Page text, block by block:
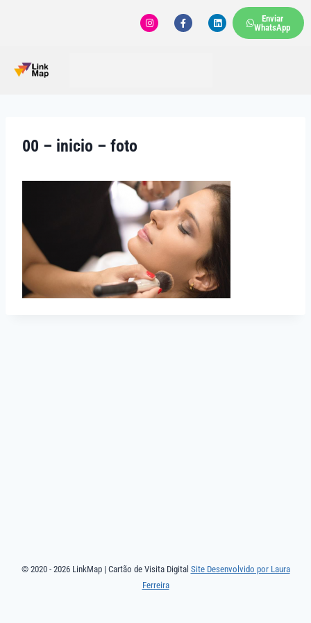
Enviar
WhatsApp
00 – inicio – foto
© 2020 - 2026 LinkMap | Cartão de Visita Digital Site Desenvolvido por Laura
Ferreira